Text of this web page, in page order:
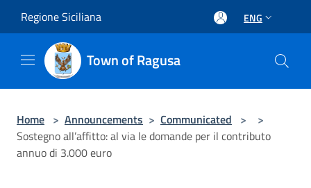
Regione Siciliana ENG
Town of Ragusa
Home > Announcements > Communicated >
>
Sostegno all’affitto: al via le domande per il contributo
annuo di 3.000 euro